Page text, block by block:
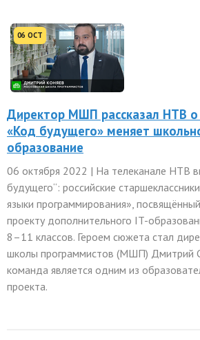
06 OCT
Директор МШП рассказал НТВ о
«Код будущего» меняет
образование
06 октября 2022 | На телеканале НТВ
будущего“: российские
языки программирования»,
проекту дополнительного IT-
8–11 классов. Героем сюжета стал
школы программистов (МШП) Дмитрий
команда является одним из
проекта.